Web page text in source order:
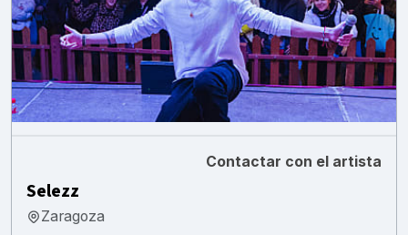
Contactar con el artista
Selezz
Zaragoza